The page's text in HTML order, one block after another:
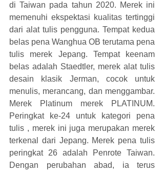
di Taiwan pada tahun 2020. Merek ini
memenuhi ekspektasi kualitas tertinggi
dari alat tulis pengguna. Tempat kedua
belas pena Wanghua OB terutama pena
tulis merek Jepang. Tempat keenam
belas adalah Staedtler, merek alat tulis
desain klasik Jerman, cocok untuk
menulis, merancang, dan menggambar.
Merek Platinum merek PLATINUM.
Peringkat ke-24 untuk kategori pena
tulis , merek ini juga merupakan merek
terkenal dari Jepang. Merek pena tulis
peringkat 26 adalah Penrote Taiwan.
Dengan perubahan abad, ia terus